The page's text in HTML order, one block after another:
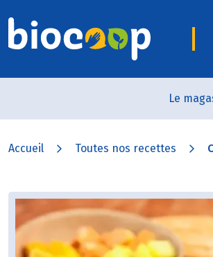
Le
Accueil Toutes nos recettes